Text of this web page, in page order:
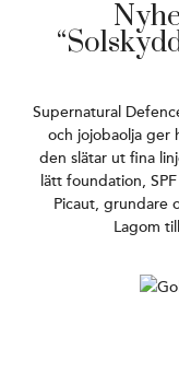
Supernatural
och jojobaolja ger
den slätar ut fina
lätt foundation,
Picaut, grundare
Lagom